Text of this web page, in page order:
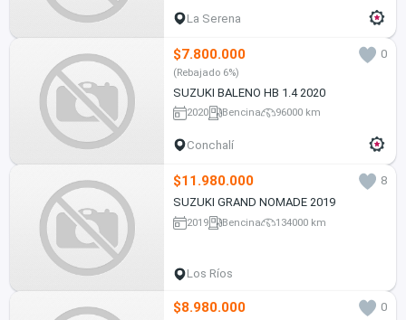
La Serena
$7.800.000 0
(Rebajado 6%)
SUZUKI BALENO HB 1.4 2020
2020 Bencina 96000 km
Conchalí
$11.980.000
8
SUZUKI GRAND NOMADE 2019
2019 Bencina 134000 km
Los Ríos
$8.980.000
0